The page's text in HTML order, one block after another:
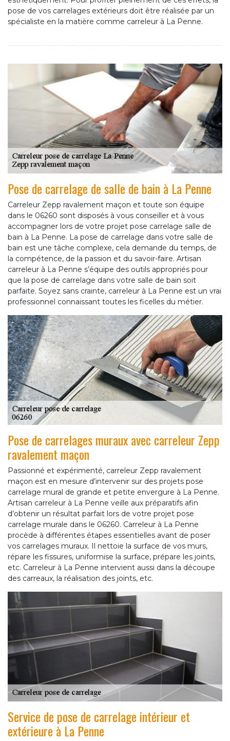
pose de vos carrelages extérieurs doit être réalisée par un
spécialiste en la matière comme carreleur à La Penne.
Pose de carrelage de salle de bain à La Penne
Carreleur Zepp ravalement maçon et toute son équipe
dans le 06260 sont disposés à vous conseiller et à vous
accompagner lors de votre projet pose carrelage salle de
bain à La Penne. La pose de carrelage dans votre salle de
bain est une tâche complexe, cela demande du temps, de
la compétence, de la passion et du savoir-faire. Artisan
carreleur à La Penne s’équipe des outils appropriés pour
que la pose de carrelage dans votre salle de bain soit
parfaite. Soyez sans crainte, carreleur à La Penne est un vrai
professionnel connaissant toutes les ficelles du métier.
Pose de carrelages muraux avec carreleur Zepp
ravalement maçon
Passionné et expérimenté, carreleur Zepp ravalement
maçon est en mesure d’intervenir sur des projets pose
carrelage mural de grande et petite envergure à La Penne.
Artisan carreleur à La Penne veille aux préparatifs afin
d’obtenir un résultat parfait lors de votre projet pose
carrelage murale dans le 06260. Carreleur à La Penne
procède à différentes étapes essentielles avant de poser
vos carrelages muraux. Il nettoie la surface de vos murs,
répare les fissures, uniformise la surface, prépare les joints,
etc. Carreleur à La Penne intervient aussi dans la découpe
des carreaux, la réalisation des joints, etc.
Service de pose de carrelage intérieur et
extérieure à La Penne